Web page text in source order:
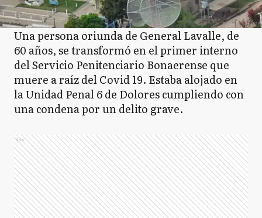
Una persona oriunda de General Lavalle, de
60 años, se transformó en el primer interno
del Servicio Penitenciario Bonaerense que
muere a raíz del Covid 19. Estaba alojado en
la Unidad Penal 6 de Dolores cumpliendo con
una condena por un delito grave.
Ads